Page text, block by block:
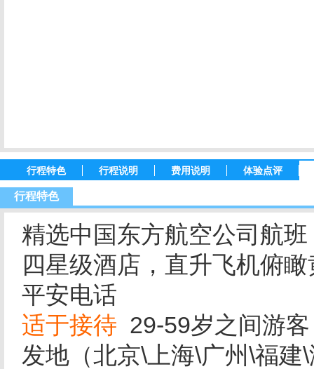
行程特色 行程说明 费用说明 体验点评
行程特色
精选中国东方航空公司航
四星级酒店，直升飞机俯
平安电话
适于接待 29-59岁之间游
发地（北京\上海\广州\福